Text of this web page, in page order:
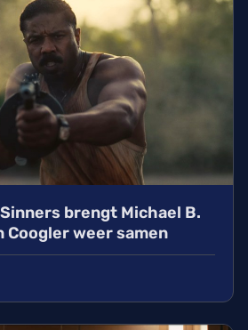
brengt Michael B.
Coogler weer samen